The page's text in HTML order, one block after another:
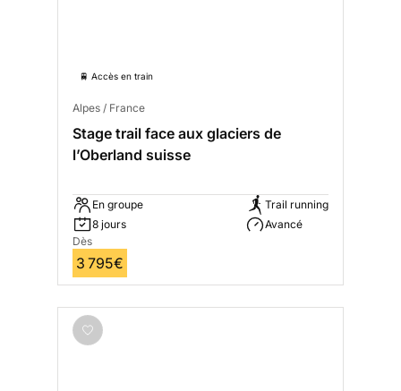
🚆 Accès en train
Alpes / France
Stage trail face aux glaciers de
l’Oberland suisse
En groupe
8 jours
Trail running
Avancé
Dès
3 795€